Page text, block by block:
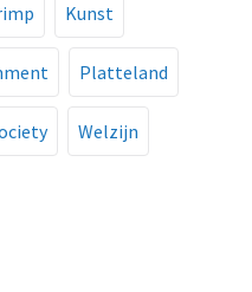
Kunst
Platteland
Welzijn